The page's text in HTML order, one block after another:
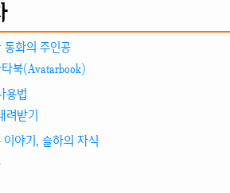
동화의 주인공
북(Avatarbook)
용법
려받기
이야기, 슬하의 자식